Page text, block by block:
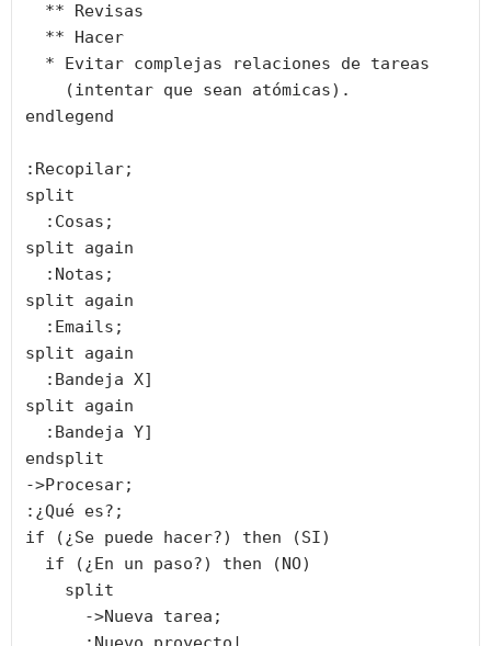
endlegend
:Recopilar;
split
split again
split again
split again
split again
endsplit
->Procesar;
:¿Qué es?;
if (¿Se puede hacer?) then (SI)